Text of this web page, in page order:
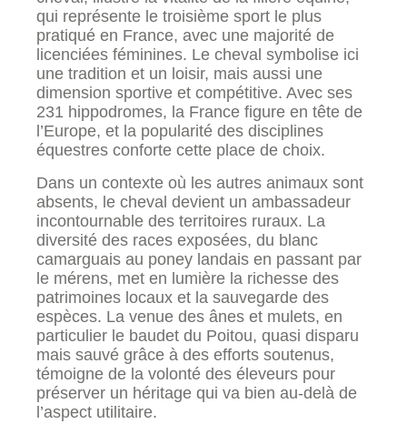
qui représente le troisième sport le plus
pratiqué en France, avec une majorité de
licenciées féminines. Le cheval symbolise ici
une tradition et un loisir, mais aussi une
dimension sportive et compétitive. Avec ses
231 hippodromes, la France figure en tête de
l’Europe, et la popularité des disciplines
équestres conforte cette place de choix.
Dans un contexte où les autres animaux sont
absents, le cheval devient un ambassadeur
incontournable des territoires ruraux. La
diversité des races exposées, du blanc
camarguais au poney landais en passant par
le mérens, met en lumière la richesse des
patrimoines locaux et la sauvegarde des
espèces. La venue des ânes et mulets, en
particulier le baudet du Poitou, quasi disparu
mais sauvé grâce à des efforts soutenus,
témoigne de la volonté des éleveurs pour
préserver un héritage qui va bien au-delà de
l’aspect utilitaire.